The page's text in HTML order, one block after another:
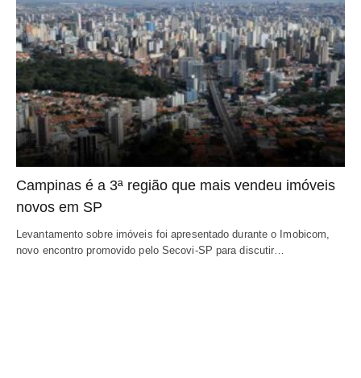
Campinas é a 3ª região que mais vendeu imóveis
novos em SP
Levantamento sobre imóveis foi apresentado durante o Imobicom,
novo encontro promovido pelo Secovi-SP para discutir…